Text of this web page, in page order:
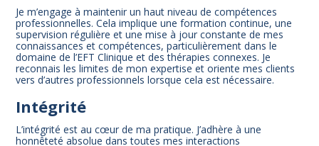
Je m’engage à maintenir un haut niveau de compétences
professionnelles. Cela implique une formation continue, une
supervision régulière et une mise à jour constante de mes
connaissances et compétences, particulièrement dans le
domaine de l’EFT Clinique et des thérapies connexes. Je
reconnais les limites de mon expertise et oriente mes clients
vers d’autres professionnels lorsque cela est nécessaire.
Intégrité
L’intégrité est au cœur de ma pratique. J’adhère à une
honnêteté absolue dans toutes mes interactions